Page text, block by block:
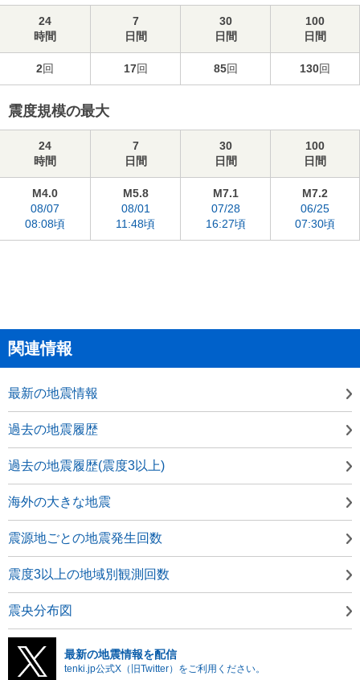
24
時間
7
日間
30
日間
100
日間
2回 17回 85回 130回
震度規模の最大
24
時間
7
日間
30
日間
100
日間
M4.0
08/07
08:08頃
M5.8
08/01
11:48頃
M7.1
07/28
16:27頃
M7.2
06/25
07:30頃
関連情報
最新の地震情報
過去の地震履歴
過去の地震履歴(震度3以上)
海外の大きな地震
震源地ごとの地震発生回数
震度3以上の地域別観測回数
震央分布図
最新の地震情報を配信
tenki.jp公式X（旧Twitter）をご利用ください。